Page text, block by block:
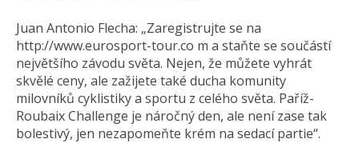
Juan Antonio Flecha: „Zaregistrujte se na
http://www.eurosport-tour.co m a staňte se součástí
největšího závodu světa. Nejen, že můžete vyhrát
skvělé ceny, ale zažijete také ducha komunity
milovníků cyklistiky a sportu z celého světa. Paříž-
Roubaix Challenge je náročný den, ale není zase tak
bolestivý, jen nezapomeňte krém na sedací partie“.